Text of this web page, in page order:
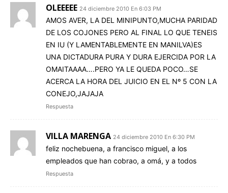
OLEEEEE 24 diciembre 2010 En 6:03 PM
AMOS AVER, LA DEL MINIPUNTO,MUCHA PARIDAD
DE LOS COJONES PERO AL FINAL LO QUE TENEIS
EN IU (Y LAMENTABLEMENTE EN MANILVA)ES
UNA DICTADURA PURA Y DURA EJERCIDA POR LA
OMAITAAAA….PERO YA LE QUEDA POCO…SE
ACERCA LA HORA DEL JUICIO EN EL Nº 5 CON LA
CONEJO,JAJAJA
Respuesta
VILLA MARENGA 24 diciembre 2010 En 6:30 PM
feliz nochebuena, a francisco miguel, a los
empleados que han cobrao, a omá, y a todos
Respuesta